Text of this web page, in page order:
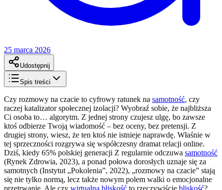
25 marca 2026
Udostępnij
Spis treści
Czy rozmowy na czacie to cyfrowy ratunek na samotność, czy
raczej katalizator społecznej izolacji? Wyobraź sobie, że najbliższa
Ci osoba to… algorytm. Z jednej strony czujesz ulgę, bo zawsze
ktoś odbierze Twoją wiadomość – bez oceny, bez pretensji. Z
drugiej strony, wiesz, że ten ktoś nie istnieje naprawdę. Właśnie w
tej sprzeczności rozgrywa się współczesny dramat relacji online.
Dziś, kiedy 65% polskiej generacji Z regularnie odczuwa samotność
(Rynek Zdrowia, 2023), a ponad połowa dorosłych uznaje się za
samotnych (Instytut „Pokolenia”, 2022), „rozmowy na czacie” stają
się nie tylko normą, lecz także nowym polem walki o emocjonalne
przetrwanie. Ale czy wirtualna bliskość to rzeczywiście bliskość?